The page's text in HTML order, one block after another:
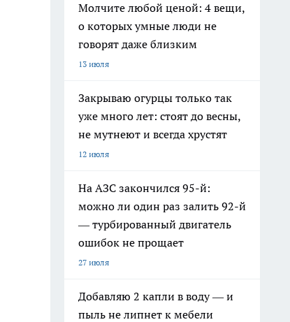
Молчите любой ценой: 4 вещи,
о которых умные люди не
говорят даже близким
13 июля
Закрываю огурцы только так
уже много лет: стоят до весны,
не мутнеют и всегда хрустят
12 июля
На АЗС закончился 95-й:
можно ли один раз залить 92-й
— турбированный двигатель
ошибок не прощает
27 июля
Добавляю 2 капли в воду — и
пыль не липнет к мебели